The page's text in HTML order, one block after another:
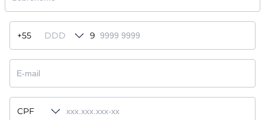
+55 DDD 9
CPF